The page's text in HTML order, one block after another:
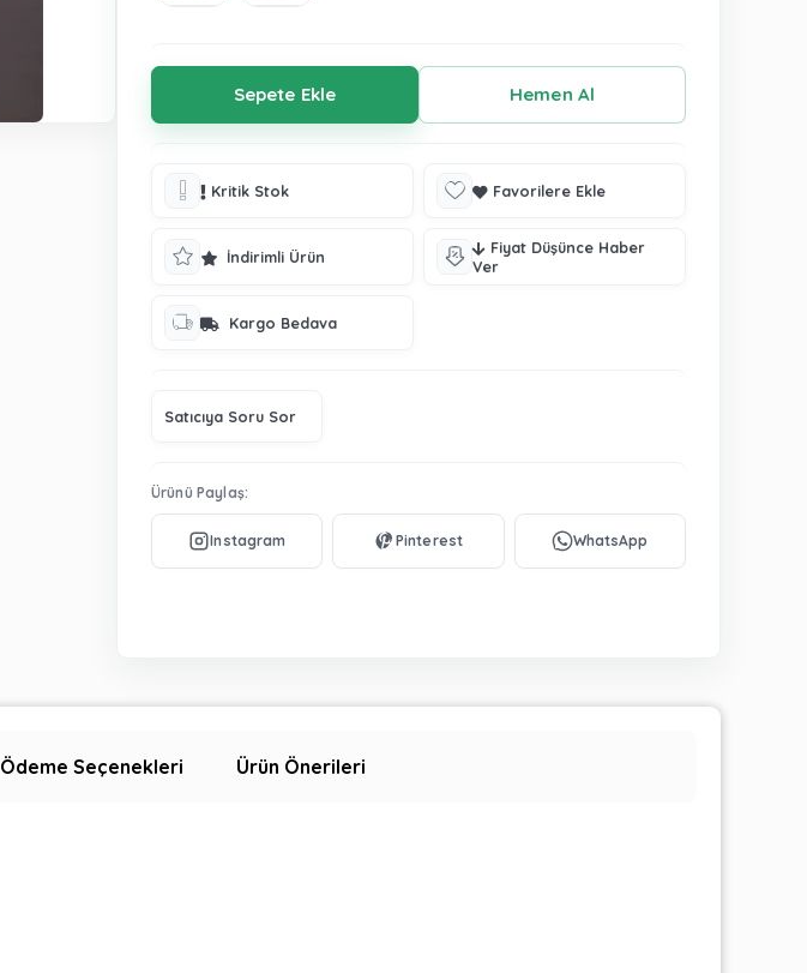
Kritik Stok Favorilere Ekle
İndirimli Ürün
Fiyat Düşünce Haber
Ver
Kargo Bedava
Satıcıya Soru Sor
Ürünü Paylaş:
Ödeme Seçenekleri Ürün Önerileri